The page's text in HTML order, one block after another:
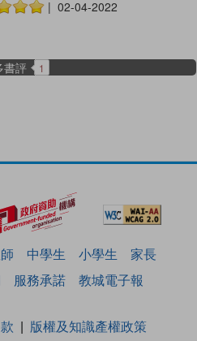
| 02-04-2022
書評 1
中學生 小學生
家長
服務承諾 教城電子報
版權及知識產權政策